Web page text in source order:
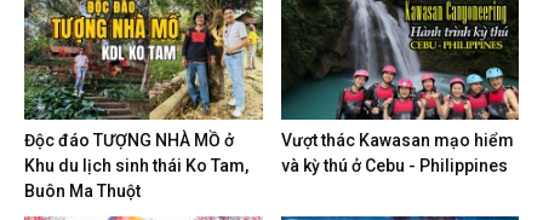
Độc đáo TƯỢNG NHÀ MỒ ở
Khu du lịch sinh thái Ko Tam,
Buôn Ma Thuột
Vượt thác Kawasan mạo hiểm
và kỳ thú ở Cebu - Philippines